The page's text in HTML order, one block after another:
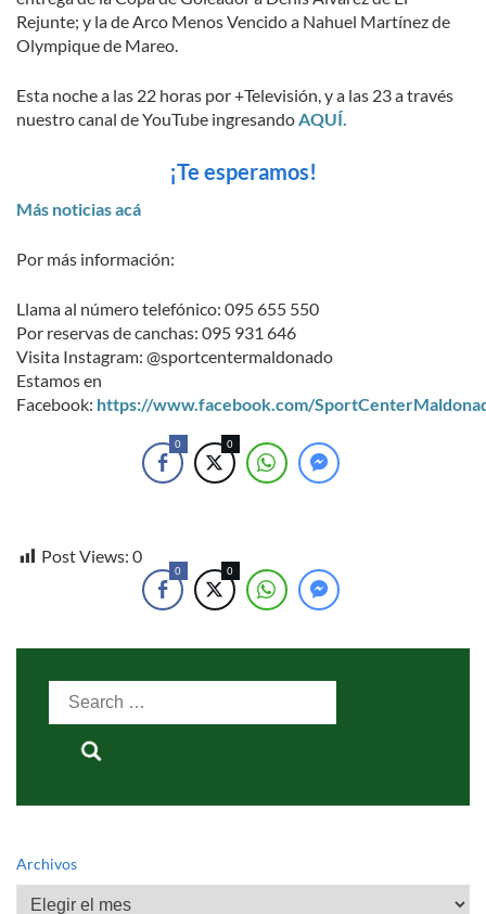
Rejunte; y la de Arco Menos Vencido a Nahuel Martínez de
Olympique de Mareo.
Esta noche a las 22 horas por +Televisión, y a las 23 a través
nuestro canal de YouTube ingresandoAQUÍ.
¡Te esperamos!
Más noticias acá
Por más información:
Llama al número telefónico: 095 655 550
Por reservas de canchas: 095 931 646
Visita Instagram: @sportcentermaldonado
Estamos en
Facebook: https://www.facebook.com/
0 0
Post Views: 0
0 0
Search
Archivos
Archivos